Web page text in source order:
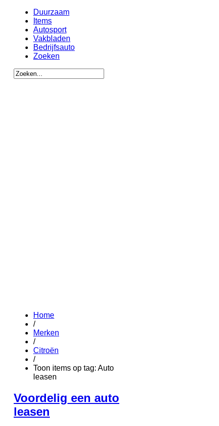
Duurzaam
Items
Autosport
Vakbladen
Bedrijfsauto
Zoeken
Home
/
Merken
/
Citroën
/
Toon items op tag: Auto
leasen
Voordelig een auto
leasen